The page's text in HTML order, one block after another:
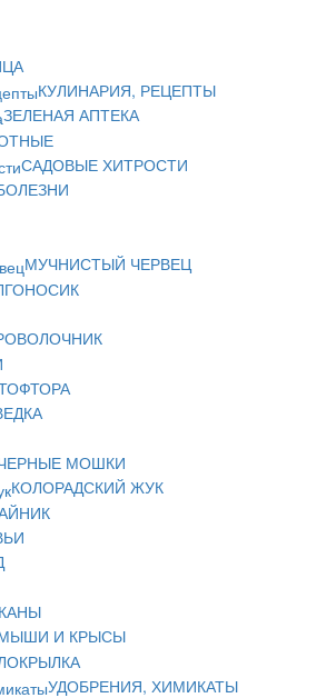
КУЛИНАРИЯ, РЕЦЕПТЫ
ЗЕЛЕНАЯ АПТЕКА
САДОВЫЕ ХИТРОСТИ
МУЧНИСТЫЙ ЧЕРВЕЦ
МОШКИ
КОЛОРАДСКИЙ ЖУК
И КРЫСЫ
УДОБРЕНИЯ, ХИМИКАТЫ